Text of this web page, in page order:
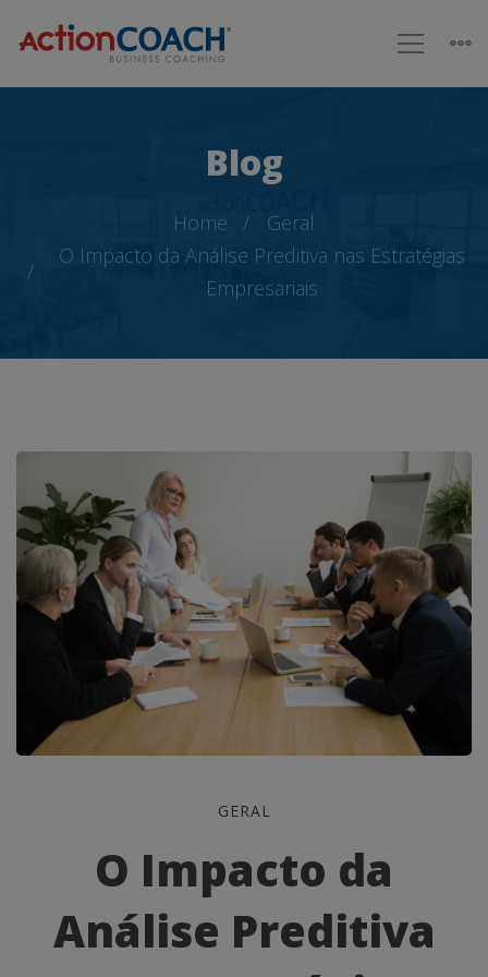
Blog
Home
Geral
O Impacto da Análise Preditiva nas Estratégias
Empresariais
Impacto
Análise
GERAL
O Impacto da
Análise Preditiva